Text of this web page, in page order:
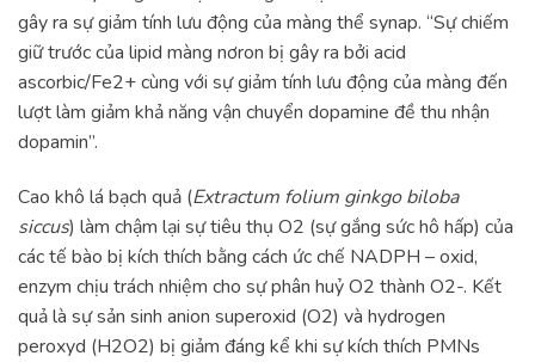
gây ra sự giảm tính lưu động của màng thể synap. “Sự chiếm
giữ trước của lipid màng nơron bị gây ra bởi acid
ascorbic/Fe2+ cùng với sự giảm tính lưu động của màng đến
lượt làm giảm khả năng vận chuyển dopamine đề thu nhận
dopamin”.
Cao khô lá bạch quả (Extractum folium ginkgo biloba
siccus) làm chậm lại sự tiêu thụ O2 (sự gắng sức hô hấp) của
các tế bào bị kích thích bằng cách ức chế NADPH – oxid,
enzym chịu trách nhiệm cho sự phân huỷ O2 thành O2-. Kết
quả là sự sản sinh anion superoxid (O2) và hydrogen
peroxyd (H2O2) bị giảm đáng kể khi sự kích thích PMNs